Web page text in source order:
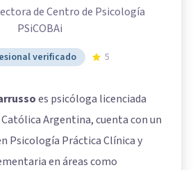
de Centro de Psicología
PSiCOBAi
verificado 5
es psicóloga licenciada
Argentina, cuenta con un
Psicología Práctica Clínica y
en áreas como